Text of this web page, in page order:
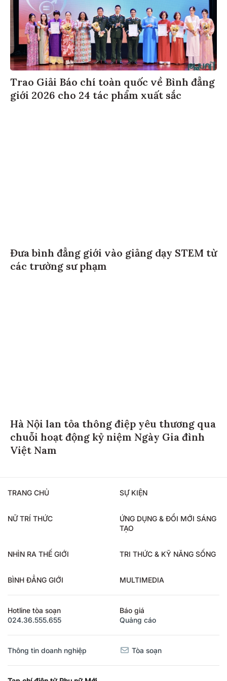
Trao Giải Báo chí toàn quốc về Bình đẳng
giới 2026 cho 24 tác phẩm xuất sắc
Đưa bình đẳng giới vào giảng dạy STEM từ
các trường sư phạm
Hà Nội lan tỏa thông điệp yêu thương qua
chuỗi hoạt động kỷ niệm Ngày Gia đình
Việt Nam
TRANG CHỦ SỰ KIỆN
NỮ TRÍ THỨC
ỨNG DỤNG & ĐỔI MỚI SÁNG
TẠO
NHÌN RA THẾ GIỚI TRI THỨC & KỸ NĂNG SỐNG
BÌNH ĐẲNG GIỚI MULTIMEDIA
Hotline tòa soạn
024.36.555.655
Báo giá
Quảng cáo
Thông tin doanh nghiệp Tòa soạn